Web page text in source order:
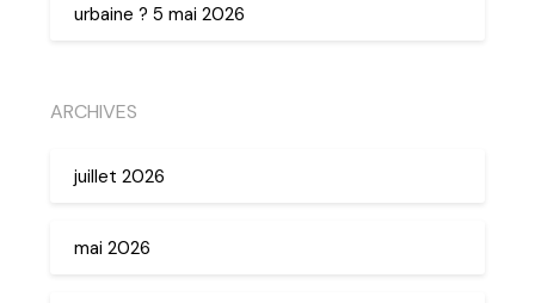
urbaine ? 5 mai 2026
ARCHIVES
juillet 2026
mai 2026